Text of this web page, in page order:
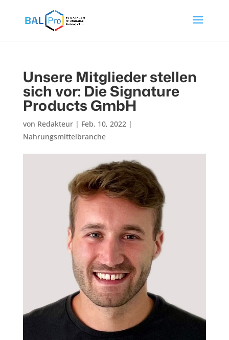
Unsere Mitglieder stellen
sich vor: Die Signature
Products GmbH
von Redakteur| Feb. 10, 2022|
Nahrungsmittelbranche